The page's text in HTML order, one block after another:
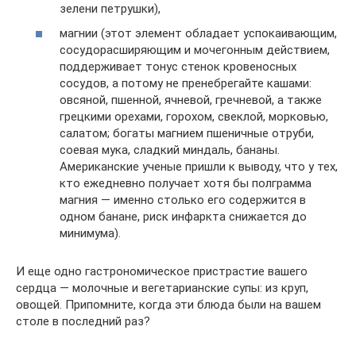
зелени петрушки),
магнии (этот элемент обладает успокаивающим,
сосудорасширяющим и мочегонным действием,
поддерживает тонус стенок кровеносных
сосудов, а потому не пренебрегайте кашами:
овсяной, пшенной, ячневой, гречневой, а также
грецкими орехами, горохом, свеклой, морковью,
салатом; богаты магнием пшеничные отруби,
соевая мука, сладкий миндаль, бананы.
Американские ученые пришли к выводу, что у тех,
кто ежедневно получает хотя бы полграмма
магния — именно столько его содержится в
одном банане, риск инфаркта снижается до
минимума).
И еще одно гастрономическое пристрастие вашего
сердца — молочные и вегетарианские супы: из круп,
овощей. Припомните, когда эти блюда были на вашем
столе в последний раз?